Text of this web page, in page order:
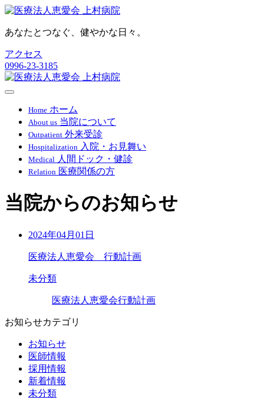
あなたとつなぐ、健やかな日々。
アクセス
0996-23-3185
Home ホーム
About us 当院について
Outpatient 外来受診
Hospitalization 入院・お見舞い
Medical 人間ドック・健診
Relation 医療関係の方
当院からのお知らせ
2024年04月01日
医療法人恵愛会 行動計画
未分類
医療法人恵愛会行動計画
お知らせカテゴリ
お知らせ
医師情報
採用情報
新着情報
未分類